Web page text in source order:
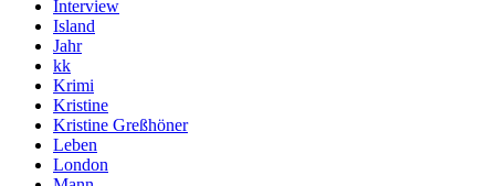
Interview
Island
Jahr
kk
Krimi
Kristine
Kristine Greßhöner
Leben
London